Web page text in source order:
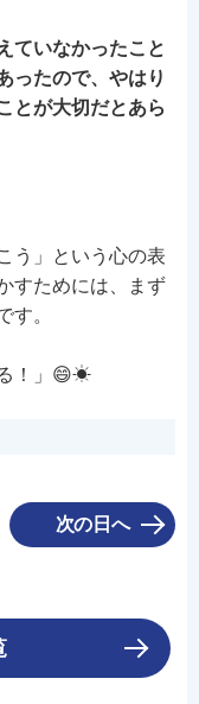
ていなかったこと
ったので、やはり
とが大切だとあら
う」という心の表
すためには、まず
す。
！」😄☀
次の日へ